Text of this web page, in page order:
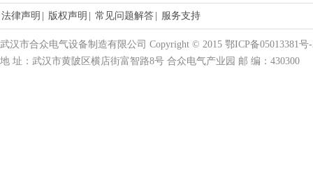
法律声明 版权声明 常见问题解答 服务支持
武汉市合众电气设备制造有限公司 Copyright © 2015 鄂ICP备05013381号
地 址：武汉市黄陂区横店街富智路8号 合众电气产业园 邮 编：430300